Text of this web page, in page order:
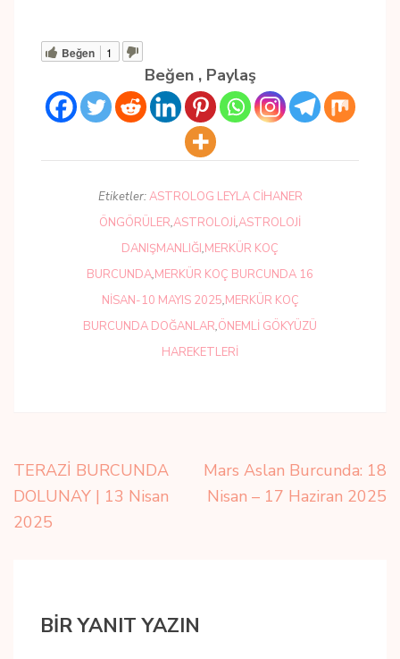
Beğen 1
Beğen , Paylaş
Etiketler:ASTROLOG LEYLA CIHANER
ÖNGÖRÜLER,ASTROLOJI,ASTROLOJI
DANIŞMANLIĞI,MERKÜR KOÇ
BURCUNDA,MERKÜR KOÇ BURCUNDA 16
NISAN-10 MAYIS 2025,MERKÜR KOÇ
BURCUNDA DOĞANLAR,ÖNEMLI GÖKYÜZÜ
HAREKETLERI
Yazı
gezinmesi
TERAZİ BURCUNDA
DOLUNAY | 13 Nisan
2025
Mars Aslan Burcunda: 18
Nisan – 17 Haziran 2025
BIR YANIT YAZIN